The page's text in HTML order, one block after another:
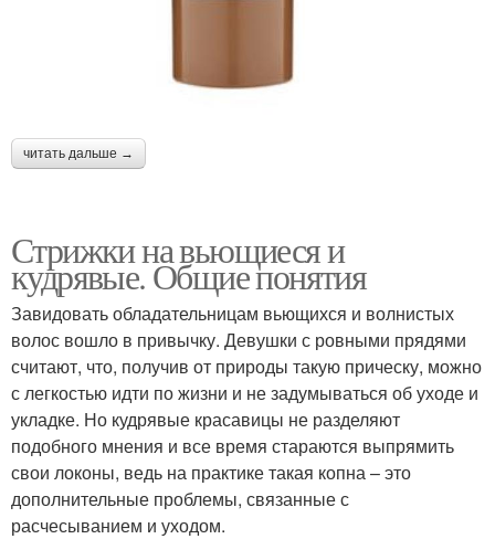
читать дальше →
Стрижки на вьющиеся и
кудрявые. Общие понятия
Завидовать обладательницам вьющихся и волнистых
волос вошло в привычку. Девушки с ровными прядями
считают, что, получив от природы такую прическу, можно
с легкостью идти по жизни и не задумываться об уходе и
укладке. Но кудрявые красавицы не разделяют
подобного мнения и все время стараются выпрямить
свои локоны, ведь на практике такая копна – это
дополнительные проблемы, связанные с
расчесыванием и уходом.